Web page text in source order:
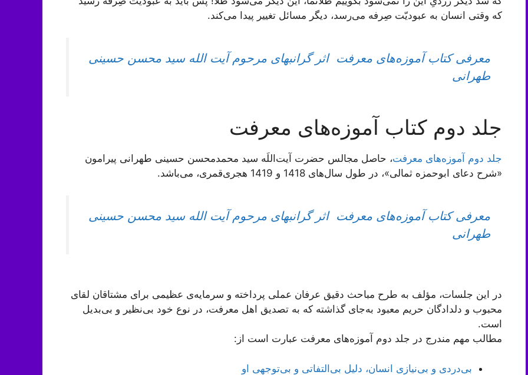
که وقتی انسان به عبودیّت صِرفه می‌رسد، دیگر مسائل تغییر پیدا می‌کند.
معرفی کتاب آموزه‌های معرفت اثر گرانبهای مرحوم آیت الله سید محسن حسینی
طهرانی
جلد دوم کتاب آموزه‌های معرفت
جلد دوم آموزه‌های معرفت، حاصل مجالس حضرت آیت‌اللَه سید محمدمحسن حسینی طهرانی پیرامون
«شرح دعای ابوحمزه ثمالی»، در طول سال‌های 1418 و 1419 هجری‌قمری، می‌باشد.
معرفی کتاب آموزه‌های معرفت اثر گرانبهای مرحوم آیت الله سید محسن حسینی
طهرانی
در این جلسات، مؤلف به طرح مباحث دقیق عرفان عملی پرداخته و سرمایه‌ی عظیمی برای مشتاقان لقای
محبوب و دلدادگان حریم معبود به‌جای گذاشته که به تصدیق اهل معرفت، در نوع خود بی‌نظیر و بی‌بدیل
است.
مطالب مهم مندرج در جلد دوم آموزه‌های معرفت عبارت است از:
بی‌دردی و بی‌‌نیازی انسان، دلیل بی‌التفاتی و بی‌توجهی او